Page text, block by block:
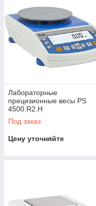
Лабораторные
прецизионные весы PS
4500.R2.H
Под заказ
Цену уточняйте